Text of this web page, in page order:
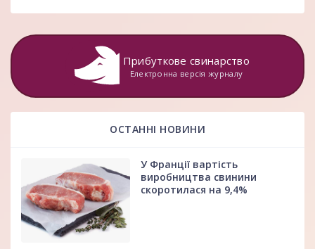
Прибуткове свинарство
Електронна версія журналу
ОСТАННІ НОВИНИ
У Франції вартість
виробництва свинини
скоротилася на 9,4%